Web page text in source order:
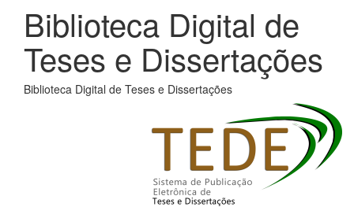
Biblioteca Digital de
Teses e Dissertações
Biblioteca Digital de Teses e Dissertações